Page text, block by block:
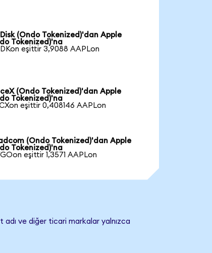
(Ondo Tokenized)'dan Apple
Tokenized)'na
eşittir 3,9088 AAPLon
(Ondo Tokenized)'dan Apple
Tokenized)'na
eşittir 0,408146 AAPLon
(Ondo Tokenized)'dan Apple
Tokenized)'na
eşittir 1,3571 AAPLon
adı ve diğer ticari markalar yalnızca